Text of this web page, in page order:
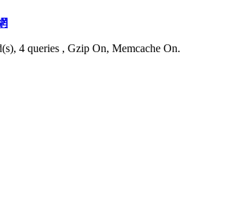
4 queries , Gzip On, Memcache On.